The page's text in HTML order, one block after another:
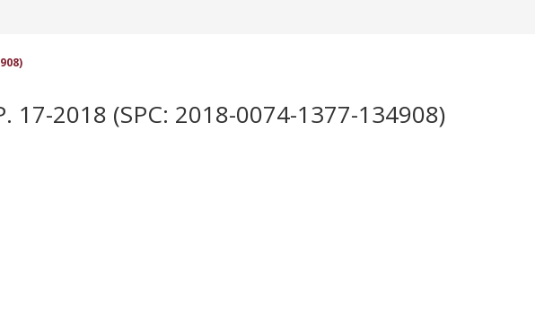
17-2018 (SPC: 2018-0074-1377-134908)